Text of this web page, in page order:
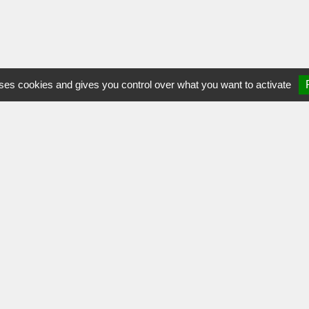
cookies and gives you control over what you want to activate